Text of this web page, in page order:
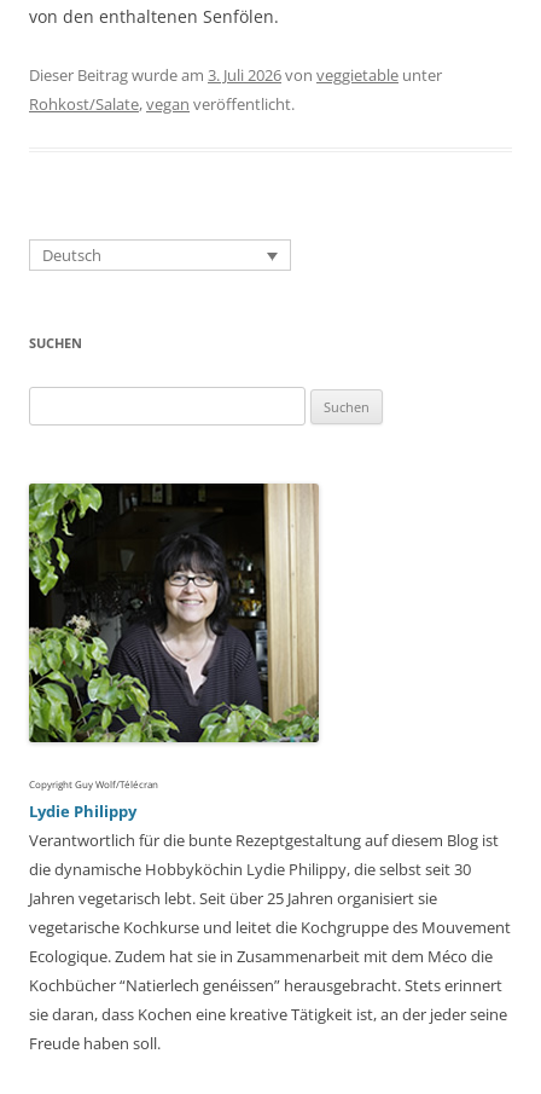
von den enthaltenen Senfölen.
Dieser Beitrag wurde am 3. Juli 2026von veggietable unter
Rohkost/Salate,vegan veröffentlicht.
Deutsch
SUCHEN
nach:
Copyright Guy Wolf/Télécran
Lydie Philippy
Verantwortlich für die bunte Rezeptgestaltung auf diesem Blog ist
die dynamische Hobbyköchin Lydie Philippy, die selbst seit 30
Jahren vegetarisch lebt. Seit über 25 Jahren organisiert sie
vegetarische Kochkurse und leitet die Kochgruppe des Mouvement
Ecologique. Zudem hat sie in Zusammenarbeit mit dem Méco die
Kochbücher “Natierlech genéissen” herausgebracht. Stets erinnert
sie daran, dass Kochen eine kreative Tätigkeit ist, an der jeder seine
Freude haben soll.